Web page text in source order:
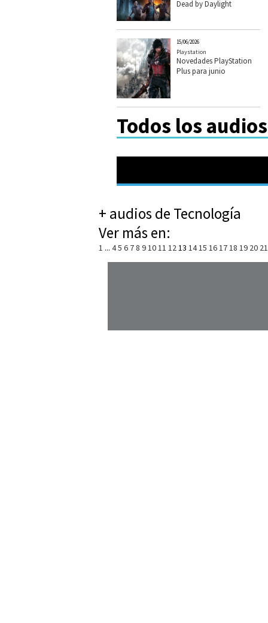
Dead by Daylight
15/06/2026
Playstation
Novedades PlayStation
Plus para junio
Todos los
+ audios de Tecnología
Ver más en:
1 ... 45 6 78 91011 1213 1415 161718 19 20 21